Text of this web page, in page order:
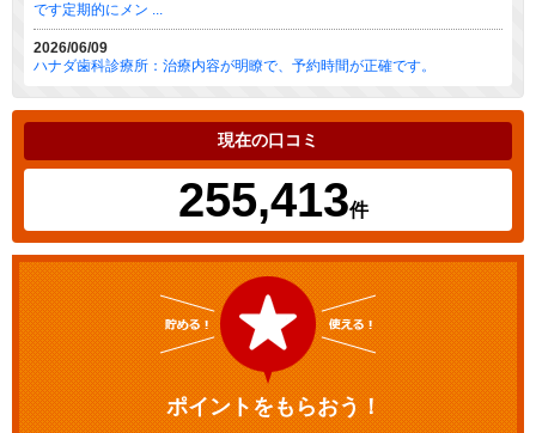
です定期的にメン ...
2026/06/09
ハナダ歯科診療所：治療内容が明瞭で、予約時間が正確です。
現在の口コミ
255,413件
ポイントをもらおう！